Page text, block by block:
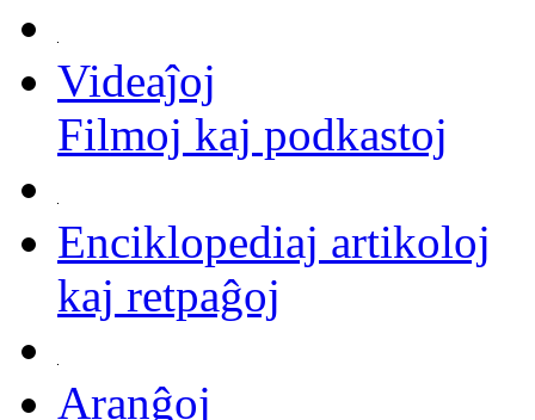
Videaĵoj
Filmoj kaj podkastoj
Enciklopediaj artikoloj
kaj retpaĝoj
Aranĝoj